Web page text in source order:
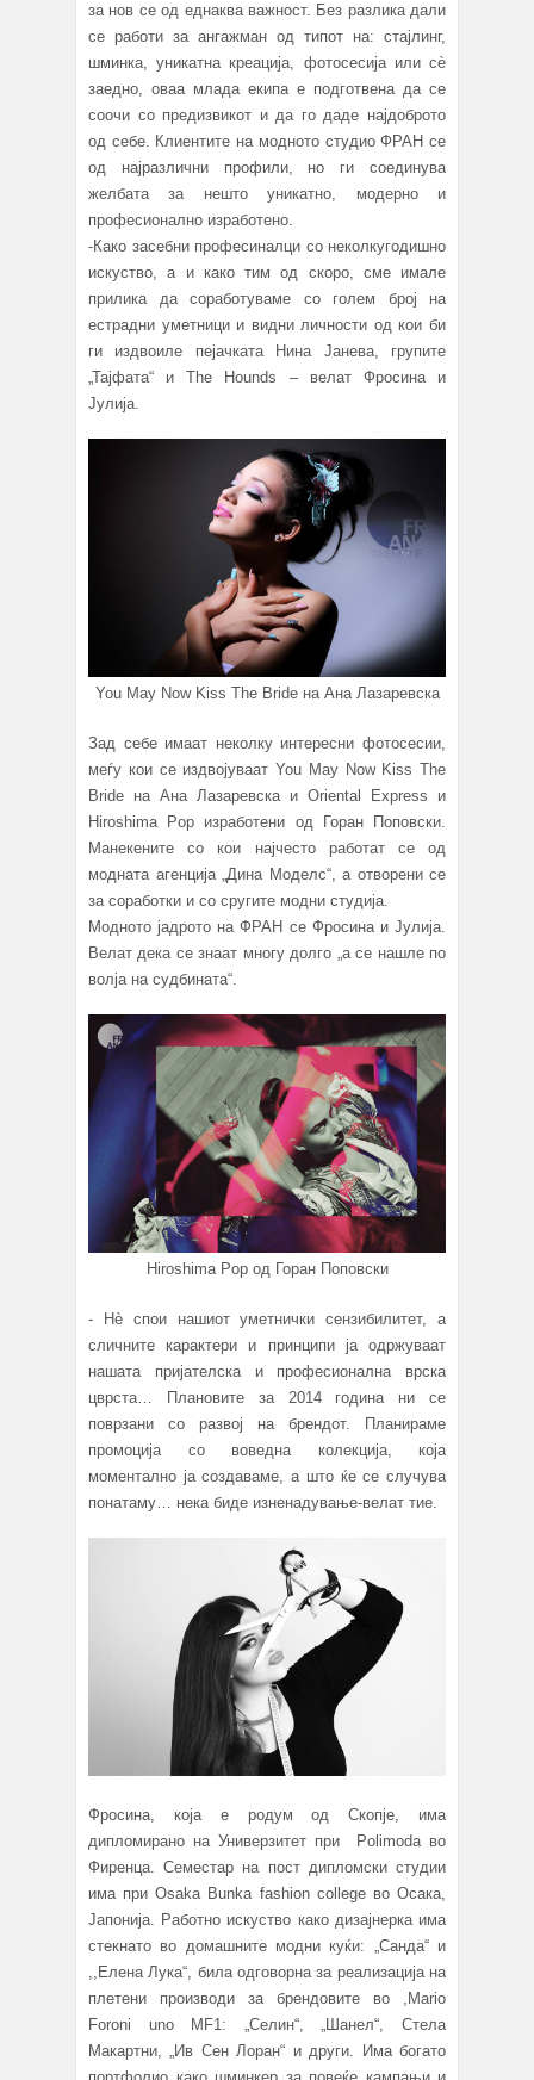
за нов се од еднаква важност. Без разлика дали
се работи за ангажман од типот на: стајлинг,
шминка, уникатна креација, фотосесија или сè
заедно, оваа млада екипа е подготвена да се
соочи со предизвикот и да го даде најдоброто
од себе. Клиентите на модното студио ФРАН се
од најразлични профили, но ги соединува
желбата за нешто уникатно, модерно и
професионално изработено.
-Како засебни професиналци со неколкугодишно
искуство, а и како тим од скоро, сме имале
прилика да соработуваме со голем број на
естрадни уметници и видни личности од кои би
ги издвоиле пејачката Нина Јанева, групите
„Тајфата“ и The Hounds – велат Фросина и
Јулија.
You May Now Kiss The Bride на Ана Лазаревска
Зад себе имаат неколку интересни фотосесии,
меѓу кои се издвојуваат You May Now Kiss The
Bride на Ана Лазаревска и Oriental Express и
Hiroshima Pop изработени од Горан Поповски.
Манекените со кои најчесто работат се од
модната агенција „Дина Моделс“, а отворени се
за соработки и со сругите модни студија.
Модното јадрото на ФРАН се Фросина и Јулија.
Велат дека се знаат многу долго „а се нашле по
волја на судбината“.
Hiroshima Pop од Горан Поповски
- Нè спои нашиот уметнички сензибилитет, а
сличните карактери и принципи ја одржуваат
нашата пријателска и професионална врска
цврста… Плановите за 2014 година ни се
поврзани со развој на брендот. Планираме
промоција со воведна колекција, која
моментално ја создаваме, а што ќе се случува
понатаму… нека биде изненадување-велат тие.
Фросина, која е родум од Скопје, има
дипломирано на Универзитет при Polimoda во
Фиренца. Семестар на пост дипломски студии
има при Osaka Bunka fashion college во Осака,
Јапонија. Работно искуство како дизајнерка има
стекнато во домашните модни куќи: „Санда“ и
,,Елена Лука“, била одговорна за реализација на
плетени производи за брендовите во ,Mario
Foroni uno MF1: „Селин“, „Шанел“, Стела
Макартни, „Ив Сен Лоран“ и други. Има богато